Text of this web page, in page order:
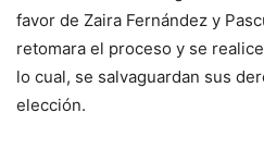
favor de Zaira Fernández y
retomara el proceso y se
lo cual, se salvaguardan sus
elección.